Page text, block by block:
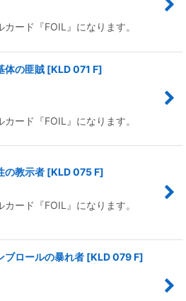
カード『FOIL』になります。
体の匪賊 [KLD 071 F]
カード『FOIL』になります。
の教示者 [KLD 075 F]
カード『FOIL』になります。
ブロールの暴れ者 [KLD 079 F]